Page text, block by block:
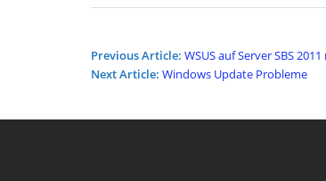
Post
navigation
Previous Article: WSUS auf Server SBS
Next Article: Windows Update Probleme